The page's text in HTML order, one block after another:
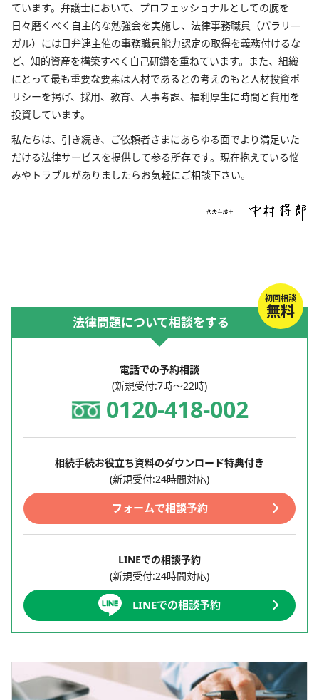
ています。弁護士において、プロフェッショナルとしての腕を
日々磨くべく自主的な勉強会を実施し、法律事務職員（パラリ―
ガル）には日弁連主催の事務職員能力認定の取得を義務付けるな
ど、知的資産を構築すべく自己研鑽を重ねています。また、組織
にとって最も重要な要素は人材であるとの考えのもと人材投資ポ
リシーを掲げ、採用、教育、人事考課、福利厚生に時間と費用を
投資しています。
私たちは、引き続き、ご依頼者さまにあらゆる面でより満足いた
だける法律サービスを提供して参る所存です。現在抱えている悩
みやトラブルがありましたらお気軽にご相談下さい。
初回相談
無料
法律問題について相談をする
電話での予約相談
(新規受付:7時～22時)
0120-418-002
相続手続お役立ち資料のダウンロード特典付き
(新規受付:24時間対応)
フォームで相談予約
LINEでの相談予約
(新規受付:24時間対応)
LINEでの相談予約